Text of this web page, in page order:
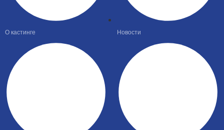
О кастинге Новости